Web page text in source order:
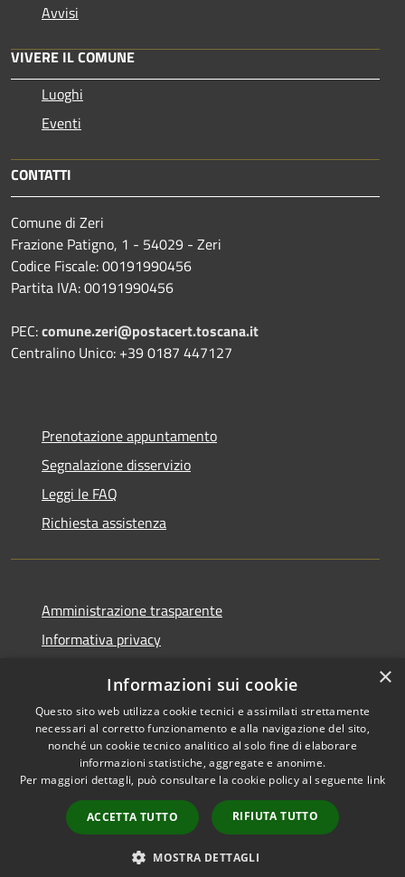
Avvisi
VIVERE IL COMUNE
Luoghi
Eventi
CONTATTI
Comune di Zeri
Frazione Patigno, 1 - 54029 - Zeri
Codice Fiscale: 00191990456
Partita IVA: 00191990456
PEC:comune.zeri@postacert.toscana.it
Centralino Unico: +39 0187 447127
Prenotazione appuntamento
Segnalazione disservizio
Leggi le FAQ
Richiesta assistenza
Amministrazione trasparente
Informativa privacy
Dichiarazione di accessibilità
RSS
Accessibilità
Copyright © 2026 • Comune di
Zeri • Powered by
Municipium•Accesso
×
Informazioni sui cookie
Questo sito web utilizza cookie tecnici e assimilati strettamente
necessari al corretto funzionamento e alla navigazione del sito,
nonché un cookie tecnico analitico al solo fine di elaborare
informazioni statistiche, aggregate e anonime.
Per maggiori dettagli, può consultare la cookie policy al seguente link
ACCETTA TUTTO RIFIUTA TUTTO
MOSTRA DETTAGLI